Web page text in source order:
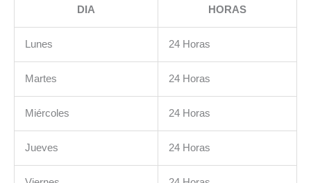
DIA HORAS
Lunes 24 Horas
Martes 24 Horas
Miércoles 24 Horas
Jueves 24 Horas